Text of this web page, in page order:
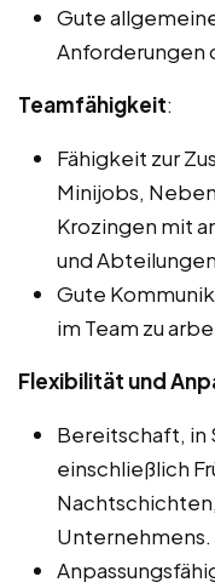
Gute
Anforderungen
Teamfähigkeit:
Fähigkeit zur
Minijobs,
Krozingen mit
und
Gute
im Team zu
Flexibilität und
Bereitschaft, in
einschließlich
Unternehmens.